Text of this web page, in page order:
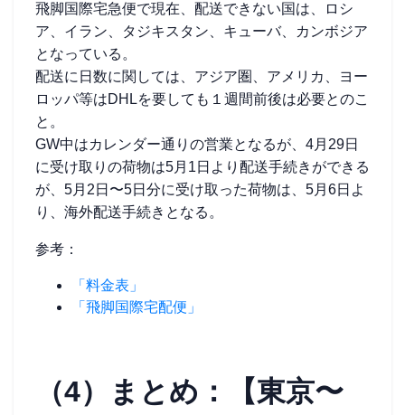
飛脚国際宅急便で現在、配送できない国は、ロシ
ア、イラン、タジキスタン、キューバ、カンボジア
となっている。
配送に日数に関しては、アジア圏、アメリカ、ヨー
ロッパ等はDHLを要しても１週間前後は必要とのこ
と。
GW中はカレンダー通りの営業となるが、4月29日
に受け取りの荷物は5月1日より配送手続きができる
が、5月2日〜5日分に受け取った荷物は、5月6日よ
り、海外配送手続きとなる。
参考：
「料金表」
「飛脚国際宅配便」
（4）まとめ：【東京〜